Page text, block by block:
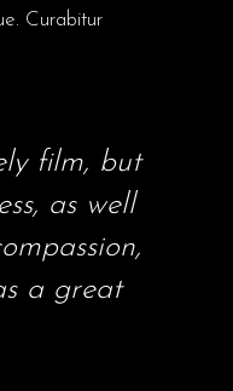
Curabitur
film, but
as well
a great